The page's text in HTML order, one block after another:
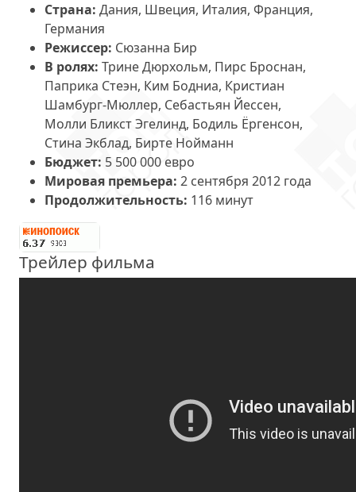
Страна: Дания, Швеция, Италия, Франция,
Германия
Режиссер: Сюзанна Бир
В ролях: Трине Дюрхольм, Пирс Броснан,
Паприка Стеэн, Ким Бодниа, Кристиан
Шамбург-Мюллер, Себастьян Йессен,
Молли Бликст Эгелинд, Бодиль Ёргенсон,
Стина Экблад, Бирте Нойманн
Бюджет: 5 500 000 евро
Мировая премьера: 2 сентября 2012 года
Продолжительность: 116 минут
Трейлер фильма